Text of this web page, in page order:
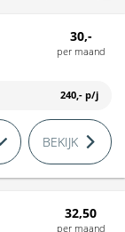
30,-
per maand
240,- p/j
BEKIJK
32,50
per maand